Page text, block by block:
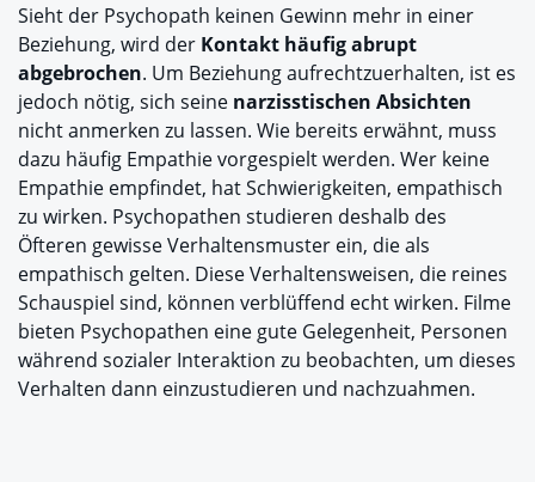
Sieht der Psychopath keinen Gewinn mehr in einer
Beziehung, wird der Kontakt häufig abrupt
abgebrochen. Um Beziehung aufrechtzuerhalten, ist es
jedoch nötig, sich seine narzisstischen Absichten
nicht anmerken zu lassen. Wie bereits erwähnt, muss
dazu häufig Empathie vorgespielt werden. Wer keine
Empathie empfindet, hat Schwierigkeiten, empathisch
zu wirken. Psychopathen studieren deshalb des
Öfteren gewisse Verhaltensmuster ein, die als
empathisch gelten. Diese Verhaltensweisen, die reines
Schauspiel sind, können verblüffend echt wirken. Filme
bieten Psychopathen eine gute Gelegenheit, Personen
während sozialer Interaktion zu beobachten, um dieses
Verhalten dann einzustudieren und nachzuahmen.